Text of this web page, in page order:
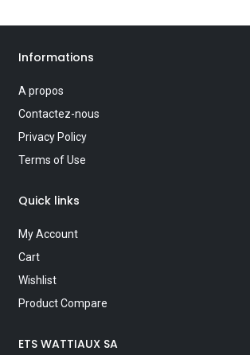
Informations
A propos
Contactez-nous
Privacy Policy
Terms of Use
Quick links
My Account
Cart
Wishlist
Product Compare
ETS WATTIAUX SA